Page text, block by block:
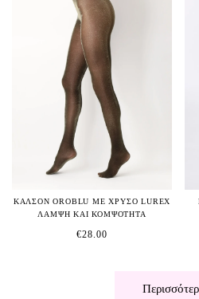
ΚΑΛΣΟΝ OROBLU ΜΕ ΧΡΥΣΟ LUREX
ΛΑΜΨΗ ΚΑΙ ΚΟΜΨΟΤΗΤΑ
€28.00